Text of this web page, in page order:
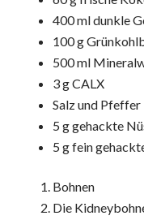
400 ml dunkle
100 g
500 ml
3 g CALX
Salz und Pfeffer
5 g gehackte
5 g fein
Bohnen
Die